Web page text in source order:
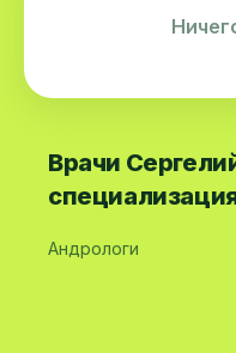
Врачи
Андрологи